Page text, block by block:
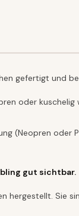
gefertigt und
oder kuschelig
(Neopren oder
gut sichtbar.
hergestellt. Sie